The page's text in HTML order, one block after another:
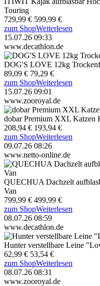
Touring
729,99 € 599,99 €
zum ShopWeiterlesen
15.07.26 09:33
www.decathlon.de
DOG'S LOVE 12kg
89,09 € 79,29 €
zum ShopWeiterlesen
15.07.26 09:01
www.zooroyal.de
dobar Premium XXL Katzen
208,94 € 193,94 €
zum ShopWeiterlesen
09.07.26 08:26
www.netto-online.de
QUECHUA Dachzelt
Van
799,99 € 499,99 €
zum ShopWeiterlesen
08.07.26 08:59
www.decathlon.de
Hunter verstellbare Leine
62,99 € 53,54 €
zum ShopWeiterlesen
08.07.26 08:31
www.zooroyal.de